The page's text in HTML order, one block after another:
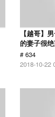
【越哥】
的妻子很绝
# 634
2018-10-22